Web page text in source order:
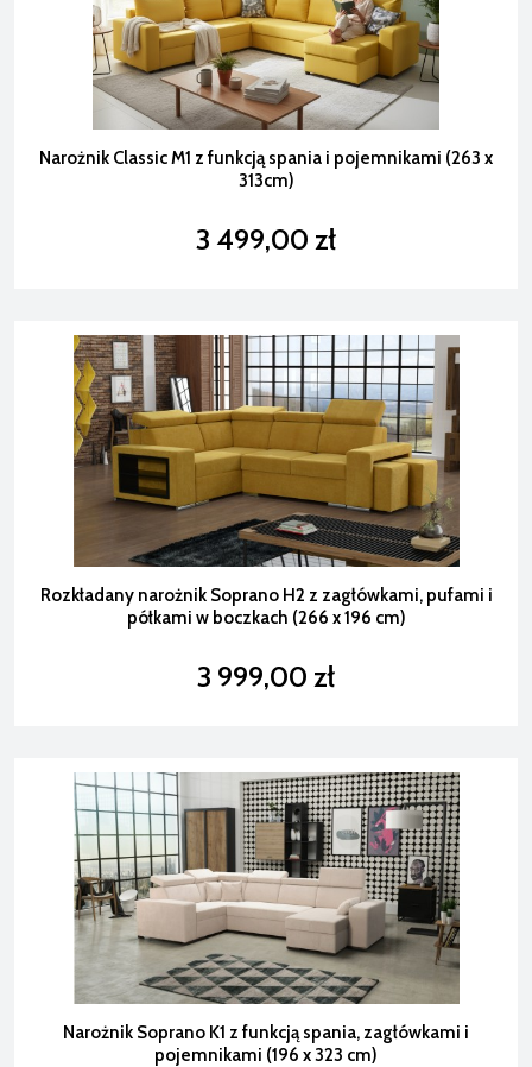
Narożnik Classic M1 z funkcją spania i pojemnikami (263 x
313cm)
3 499,00 zł
Rozkładany narożnik Soprano H2 z zagłówkami, pufami i
półkami w boczkach (266 x 196 cm)
3 999,00 zł
Narożnik Soprano K1 z funkcją spania, zagłówkami i
pojemnikami (196 x 323 cm)